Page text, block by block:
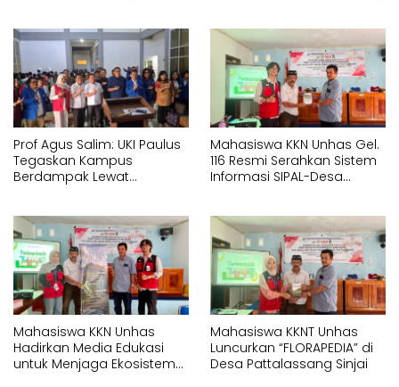
Prof Agus Salim: UKI Paulus
Tegaskan Kampus
Berdampak Lewat
Mahasiswa KKN Unhas Gel.
116 Resmi Serahkan Sistem
Informasi SIPAL-Desa
Mahasiswa KKN Unhas
Hadirkan Media Edukasi
untuk Menjaga Ekosistem
Mahasiswa KKNT Unhas
Luncurkan “FLORAPEDIA” di
Desa Pattalassang Sinjai